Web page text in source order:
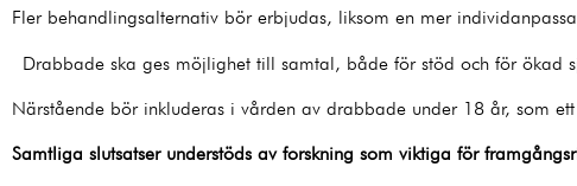
Fler behandlingsalternativ bör erbjudas, liksom en mer
Drabbade ska ges möjlighet till samtal, både för stöd och för ökad
Närstående bör inkluderas i vården av drabbade under 18 år, som
Samtliga slutsatser understöds av forskning som viktiga för